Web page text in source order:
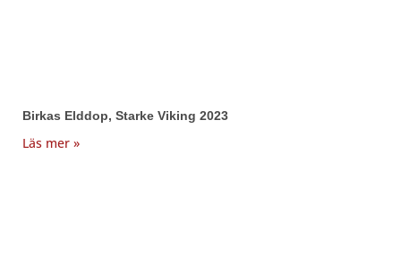
Birkas Elddop, Starke Viking 2023
Läs mer »